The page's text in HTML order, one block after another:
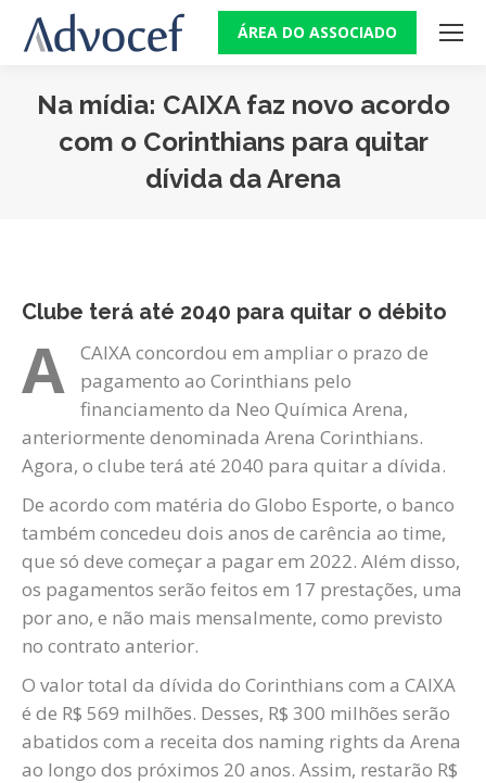
ÁREA DO ASSOCIADO
Na mídia: CAIXA faz novo acordo
com o Corinthians para quitar
dívida da Arena
Clube terá até 2040 para quitar o débito
A
CAIXA concordou em ampliar o prazo de
pagamento ao Corinthians pelo
financiamento da Neo Química Arena,
anteriormente denominada Arena Corinthians.
Agora, o clube terá até 2040 para quitar a dívida.
De acordo com matéria do Globo Esporte, o banco
também concedeu dois anos de carência ao time,
que só deve começar a pagar em 2022. Além disso,
os pagamentos serão feitos em 17 prestações, uma
por ano, e não mais mensalmente, como previsto
no contrato anterior.
O valor total da dívida do Corinthians com a CAIXA
é de R$ 569 milhões. Desses, R$ 300 milhões serão
abatidos com a receita dos naming rights da Arena
ao longo dos próximos 20 anos. Assim, restarão R$